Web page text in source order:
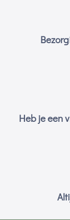
Heb je een